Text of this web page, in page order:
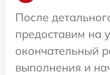
После
предоставим на
окончательный
выполнения и